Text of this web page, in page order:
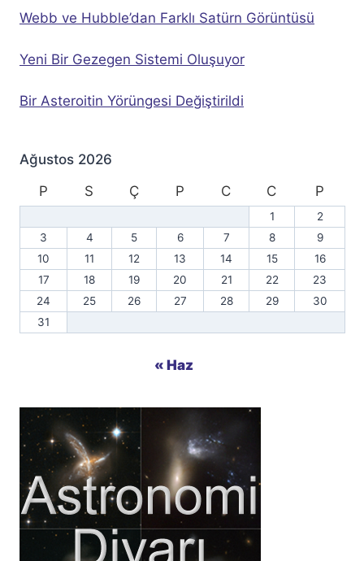
Webb ve Hubble’dan Farklı Satürn Görüntüsü
Yeni Bir Gezegen Sistemi Oluşuyor
Bir Asteroitin Yörüngesi Değiştirildi
Ağustos 2026
P
S Ç P C C P
1
2
3
4 5 6 7 8
9
10
11 12 13 14 15
16
17
18 19 20 21 22
23
24
25 26 27 28 29
30
31
« Haz